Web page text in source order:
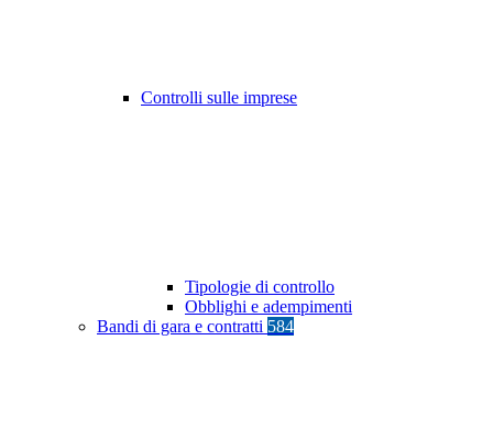
Controlli sulle imprese
Tipologie di controllo
Obblighi e adempimenti
Bandi di gara e contratti 584